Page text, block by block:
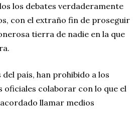
los debates verdaderamente
con el extraño fin de proseguir
tierra de nadie en la que
país, han prohibido a los
oficiales colaborar con lo que el
llamar medios